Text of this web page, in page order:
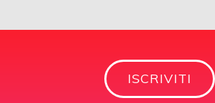
ISCRIVITI